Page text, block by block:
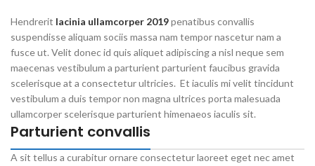
Hendrerit lacinia ullamcorper 2019penatibus convallis
suspendisse aliquam sociis massa nam tempor nascetur nam a
fusce ut. Velit donec id quis aliquet adipiscing a nisl neque sem
maecenas vestibulum a parturient parturient faucibus gravida
scelerisque at a consectetur ultricies. Et iaculis mi velit tincidunt
vestibulum a duis tempor non magna ultrices porta malesuada
ullamcorper scelerisque parturient himenaeos iaculis sit.
Parturient convallis
A sit tellus a curabitur ornare consectetur laoreet eget nec amet